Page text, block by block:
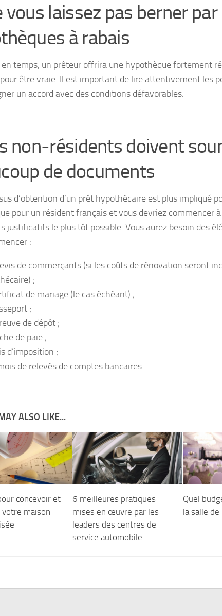
vous laissez pas berner par
à rabais
temps, un prêteur offrira une hypothèque fortement
être vraie. Il est important de lire attentivement les
un accord avec des conditions défavorables.
non-résidents doivent
de documents
d’obtention d’un prêt hypothécaire est plus impliqué
pour un résident français et vous devriez commencer
justificatifs le plus tôt possible. Vous aurez besoin des
:
de commerçants (si les coûts de rénovation seront
;
de mariage (le cas échéant) ;
;
de dépôt ;
de paie ;
d’imposition ;
de relevés de comptes bancaires.
ALSO LIKE...
concevoir et
maison
6 meilleures pratiques
mises en œuvre par les
leaders des centres de
service automobile
Quel
la salle de